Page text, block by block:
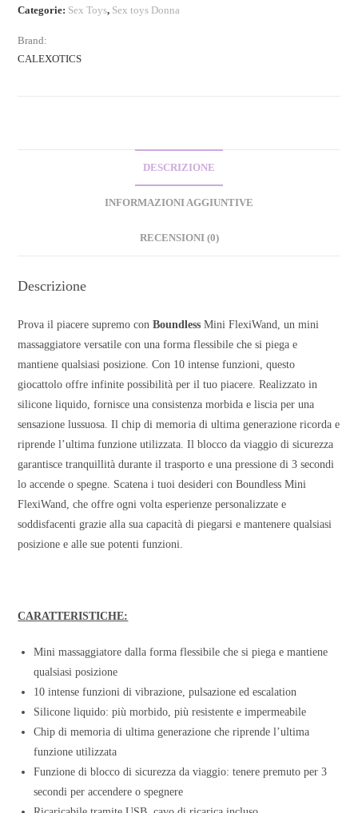
Categorie: Sex Toys, Sex toys Donna
Brand:
CALEXOTICS
DESCRIZIONE
INFORMAZIONI AGGIUNTIVE
RECENSIONI (0)
Descrizione
Prova il piacere supremo conBoundless Mini FlexiWand, un mini
massaggiatore versatile con una forma flessibile che si piega e
mantiene qualsiasi posizione. Con 10 intense funzioni, questo
giocattolo offre infinite possibilità per il tuo piacere. Realizzato in
silicone liquido, fornisce una consistenza morbida e liscia per una
sensazione lussuosa. Il chip di memoria di ultima generazione ricorda e
riprende l’ultima funzione utilizzata. Il blocco da viaggio di sicurezza
garantisce tranquillità durante il trasporto e una pressione di 3 secondi
lo accende o spegne. Scatena i tuoi desideri con Boundless Mini
FlexiWand, che offre ogni volta esperienze personalizzate e
soddisfacenti grazie alla sua capacità di piegarsi e mantenere qualsiasi
posizione e alle sue potenti funzioni.
CARATTERISTICHE:
Mini massaggiatore dalla forma flessibile che si piega e mantiene
qualsiasi posizione
10 intense funzioni di vibrazione, pulsazione ed escalation
Silicone liquido: più morbido, più resistente e impermeabile
Chip di memoria di ultima generazione che riprende l’ultima
funzione utilizzata
Funzione di blocco di sicurezza da viaggio: tenere premuto per 3
secondi per accendere o spegnere